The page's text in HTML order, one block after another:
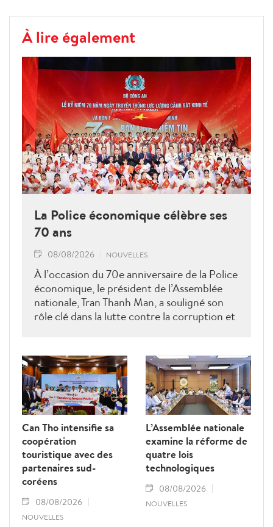
À lire également
La Police économique célèbre ses
70 ans
08/08/2026 NOUVELLES
À l’occasion du 70e anniversaire de la Police
économique, le président de l’Assemblée
nationale, Tran Thanh Man, a souligné son
rôle clé dans la lutte contre la corruption et
Can Tho intensifie sa
coopération
touristique avec des
partenaires sud-
coréens
08/08/2026
NOUVELLES
L’Assemblée nationale
examine la réforme de
quatre lois
technologiques
08/08/2026
NOUVELLES